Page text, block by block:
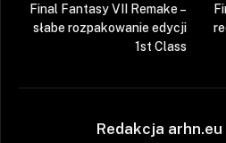
Final Fantasy VII Remake –
słabe rozpakowanie edycji
1st Class
Redakcja arhn.eu